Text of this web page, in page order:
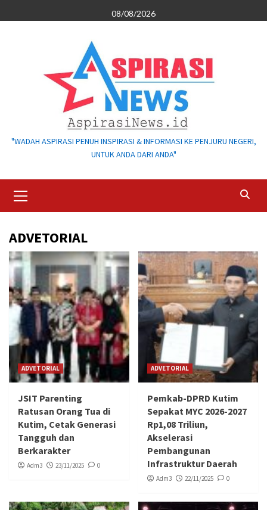
to
08/08/2026
"WADAH ASPIRASI PENUH INSPIRASI & INFORMASI KE PENJURU NEGERI,
UNTUK ANDA DARI ANDA"
Menu
ADVETORIAL
ADVETORIAL
JSIT Parenting
Ratusan Orang Tua di
Kutim, Cetak Generasi
Tangguh dan
Berkarakter
Adm3 23/11/2025 0
ADVETORIAL
Pemkab-DPRD Kutim
Sepakat MYC 2026-2027
Rp1,08 Triliun,
Akselerasi
Pembangunan
Infrastruktur Daerah
Adm3 22/11/2025 0